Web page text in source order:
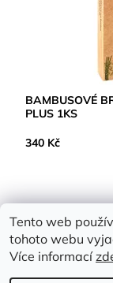
BAMBUSOVÉ
PLUS 1KS
340 Kč
Tento web
tohoto webu
Více informací